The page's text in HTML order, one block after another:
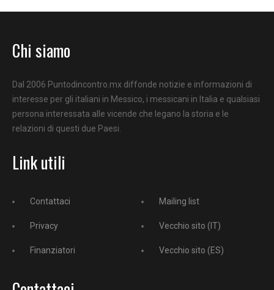
Chi siamo
Dal 2006 Puntodincontro.mx diffonde notizie e informazioni di
interesse per gli italiani in Messico, i messicani in Italia e qualsiasi
persona interessata alle vicende che legano la storia e le
relazioni di questi due Paesi.
Link utili
Contattaci
Privacy
Finanziatori
Mailing list
Vecchio sito (IT)
Vecchio sito (ES)